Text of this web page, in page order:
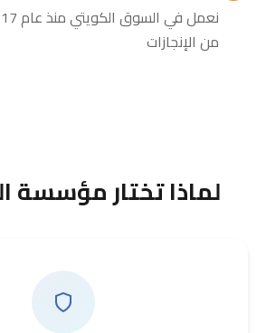
من الإنجازات
لماذا تختار مؤسسة